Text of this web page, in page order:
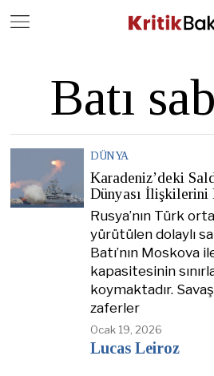
Batı
DÜNYA
Karadeniz’deki
Dünyası İlişkilerini
Rusya’nın Türk
yürütülen dolaylı
Batı’nın Moskova
kapasitesinin
koymaktadır.
zaferler
Ocak 19, 2026
Lucas Leiroz